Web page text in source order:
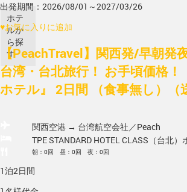
ホテ
ルか
ら探
す
出発期間：2026/08/01～2027/03/26
♥お気に入りに追加
【PeachTravel】関西発/早朝発
台湾・台北旅行！ お手頃価格
ホテル』 2日間 （食事無し）（
関西空港 → 台湾航空会社／Peach
TPE STANDARD HOTEL CLASS（台北）
朝：0回 昼：0回 夜：0回
1泊2日間